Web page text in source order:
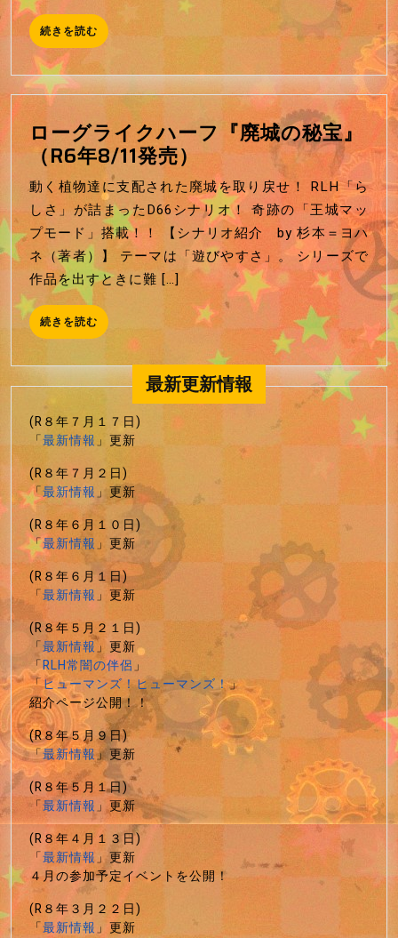
品」
と
は？
続きを読む 続
き
を
読
む
ローグライクハーフ『廃城の秘宝』
（R6年8/11発売）ロ
ー
グ
ラ
イ
ク
ー
『廃
城
の
宝』
（R6
年
売）
動く植物達に支配された廃城を取り戻せ！ RLH「ら
しさ」が詰まったD66シナリオ！ 奇跡の「王城マッ
プモード」搭載！！ 【シナリオ紹介 by 杉本＝ヨハ
ネ（著者）】 テーマは「遊びやすさ」。 シリーズで
作品を出すときに難 […]
続きを読む 続
き
読
む
最新更新情報
(R８年７月１７日)
「最新情報」更新
(R８年７月２日)
「最新情報」更新
(R８年６月１０日)
「最新情報」更新
(R８年６月１日)
「最新情報」更新
(R８年５月２１日)
「最新情報」更新
「RLH常闇の伴侶」
「ヒューマンズ！ヒューマンズ！」
紹介ページ公開！！
(R８年５月９日)
「最新情報」更新
(R８年５月１日)
「最新情報」更新
(R８年４月１３日)
「最新情報」更新
４月の参加予定イベントを公開！
(R８年３月２２日)
「最新情報」更新